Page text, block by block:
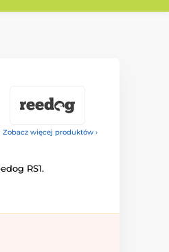
Zobacz więcej produktów ›
RS1.